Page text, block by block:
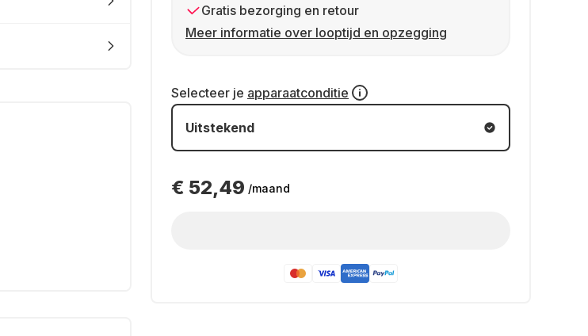
Gratis bezorging en retour
Meer informatie over looptijd en opzegging
Selecteer je apparaatconditie
Uitstekend
€ 52,49 /maand